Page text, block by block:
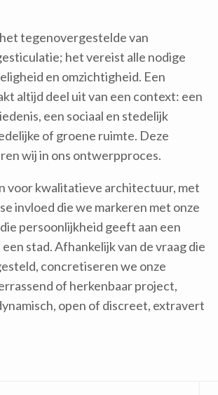
tegenovergestelde van
het vereist alle nodige
en omzichtigheid. Een
altijd deel uit van een context: een
een sociaal en stedelijk
of groene ruimte. Deze
wij in ons ontwerpproces.
voor kwalitatieve architectuur, met
invloed die we markeren met onze
persoonlijkheid geeft aan een
stad. Afhankelijk van de vraag die
concretiseren we onze
of herkenbaar project,
open of discreet, extravert